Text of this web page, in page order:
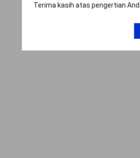
Terima kasih atas pengertian